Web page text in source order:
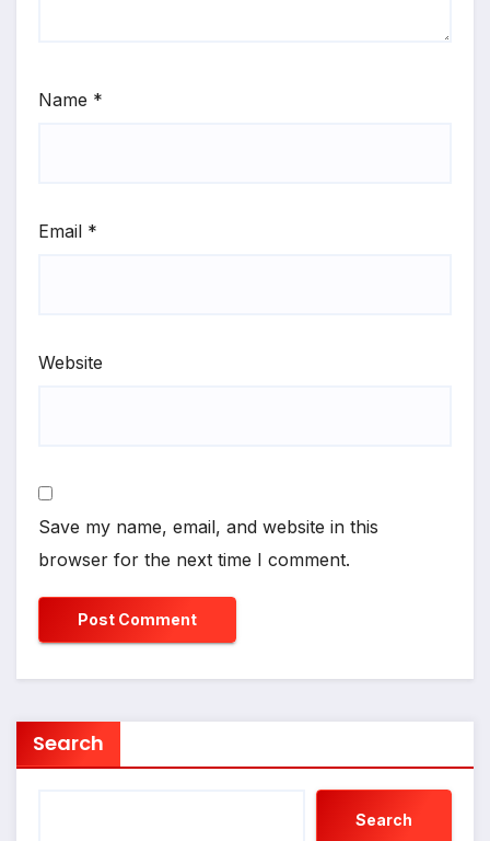
Name *
Email *
Website
Save my name, email, and website in this
browser for the next time I comment.
Search
Search